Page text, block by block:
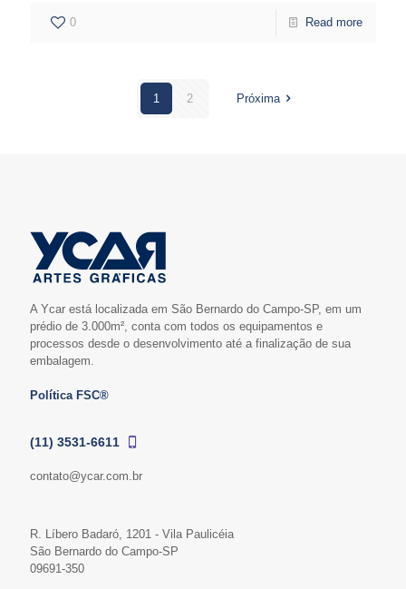
0 Read more
1 2 Próxima
A Ycar está localizada em São Bernardo do Campo-SP, em um
prédio de 3.000m², conta com todos os equipamentos e
processos desde o desenvolvimento até a finalização de sua
embalagem.
Política FSC®
(11) 3531-6611
contato@ycar.com.br
R. Líbero Badaró, 1201 - Vila Paulicéia
São Bernardo do Campo-SP
09691-350